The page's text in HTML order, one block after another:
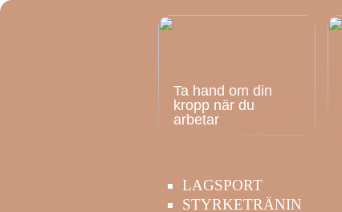
Ta hand om din
kropp när du
arbetar
LAGSPORT
STYRKETRÄNIN